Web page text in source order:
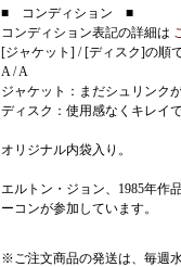
■ コンディション ■
コンディション表記の詳細は
[ジャケット] / [ディスク]の順で
A / A
ジャケット：まだシュリンク
ディスク：使用感なくキレイで
オリジナル内袋入り。
エルトン・ジョン、1985年作
ーコンが参加しています。
※ご注文商品の発送は、毎週